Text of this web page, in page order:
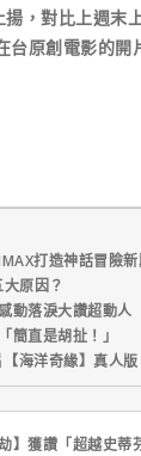
揚，對比上週末
台原創電影的開
打造神話冒險
原因？
動落淚大讚超動人
簡直是胡扯！」
海洋奇緣】真人版
】獲讚「超越史蒂